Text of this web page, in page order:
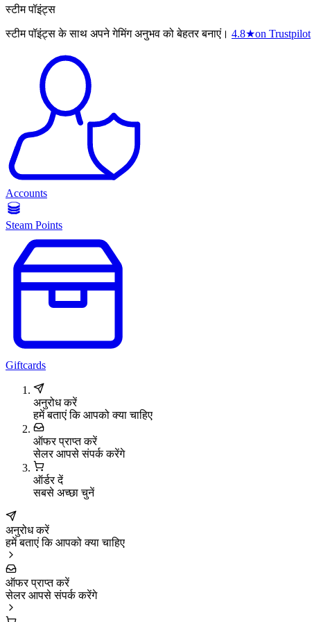
स्टीम पॉइंट्स
स्टीम पॉइंट्स के साथ अपने गेमिंग अनुभव को बेहतर बनाएं। 4.8★on Trustpilot
Accounts
Steam Points
Giftcards
अनुरोध करें
हमें बताएं कि आपको क्या चाहिए
ऑफर प्राप्त करें
सेलर आपसे संपर्क करेंगे
ऑर्डर दें
सबसे अच्छा चुनें
अनुरोध करें
हमें बताएं कि आपको क्या चाहिए
ऑफर प्राप्त करें
सेलर आपसे संपर्क करेंगे